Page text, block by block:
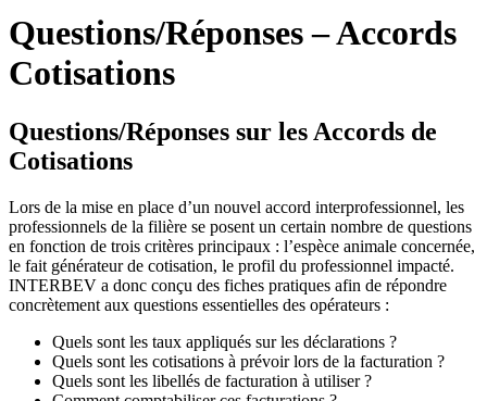
Questions/Réponses – Accords
Cotisations
Questions/Réponses sur les Accords de
Cotisations
Lors de la mise en place d’un nouvel accord interprofessionnel, les
professionnels de la filière se posent un certain nombre de questions
en fonction de trois critères principaux : l’espèce animale concernée,
le fait générateur de cotisation, le profil du professionnel impacté.
INTERBEV a donc conçu des fiches pratiques afin de répondre
concrètement aux questions essentielles des opérateurs :
Quels sont les taux appliqués sur les déclarations ?
Quels sont les cotisations à prévoir lors de la facturation ?
Quels sont les libellés de facturation à utiliser ?